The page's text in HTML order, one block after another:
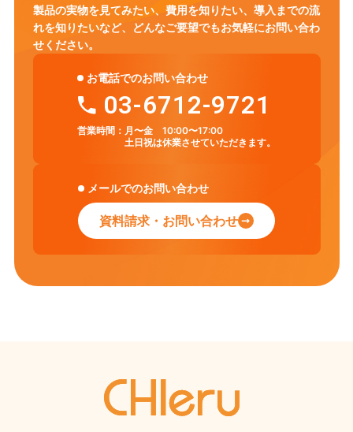
製品の実物を見てみたい、費用を知りたい、導入までの流
れを知りたいなど、
どんなご要望でもお気軽にお問い合わ
せください。
お電話でのお問い合わせ
03-6712-9721
営業時間： 月〜金 10:00〜17:00
土日祝は休業させていただきます。
メールでのお問い合わせ
資料請求・お問い合わせ